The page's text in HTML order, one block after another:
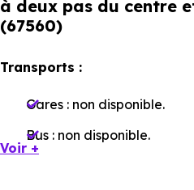
à deux pas du centre
(67560)
Transports :
Gares : non disponible.
Bus : non disponible.
Voir +